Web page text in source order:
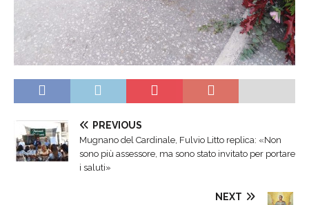
PREVIOUS
Mugnano del Cardinale, Fulvio Litto replica: «Non
sono più assessore, ma sono stato invitato per portare
i saluti»
NEXT